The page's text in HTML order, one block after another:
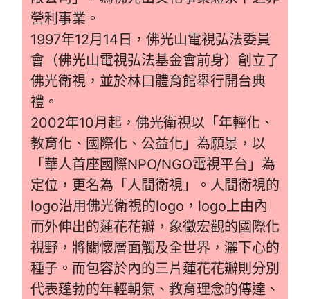
營利事業。
1997年12月14日，佛光山電視弘法委員
會（佛光山電視弘法基金會前身）創立了
佛光衛視，並於林口體育館舉行開台典
禮。
2002年10月起，佛光衛視以「年輕化、
教育化、國際化、公益化」為願景，以
「華人首座國際NPO/NGO電視平台」為
定位，更名為「人間衛視」。人間衛視的
logo沿用佛光衛視的logo，logo上由內
而外伸出的蓮花花瓣，象徵宏觀的國際化
視野，將關懷層面觸及全世界，灑下心的
種子。而包容於內的三片蓮花花瓣則分別
代表蓬勃的年輕朝氣、教育理念的傳達、